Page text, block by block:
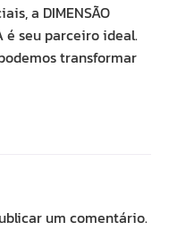
a DIMENSÃO
é seu parceiro ideal.
transformar
um comentário.